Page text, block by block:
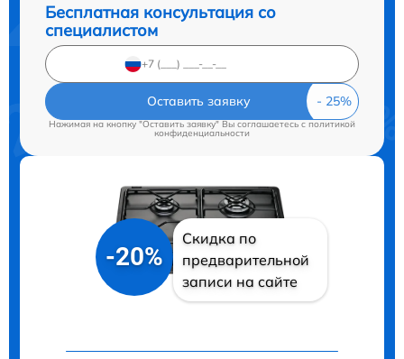
Бесплатная консультация со
специалистом
Оставить заявку
Нажимая на кнопку "Оставить заявку" Вы соглашаетесь cполитикой
конфиденциальности
-20%
Скидка по
предварительной
записи на сайте